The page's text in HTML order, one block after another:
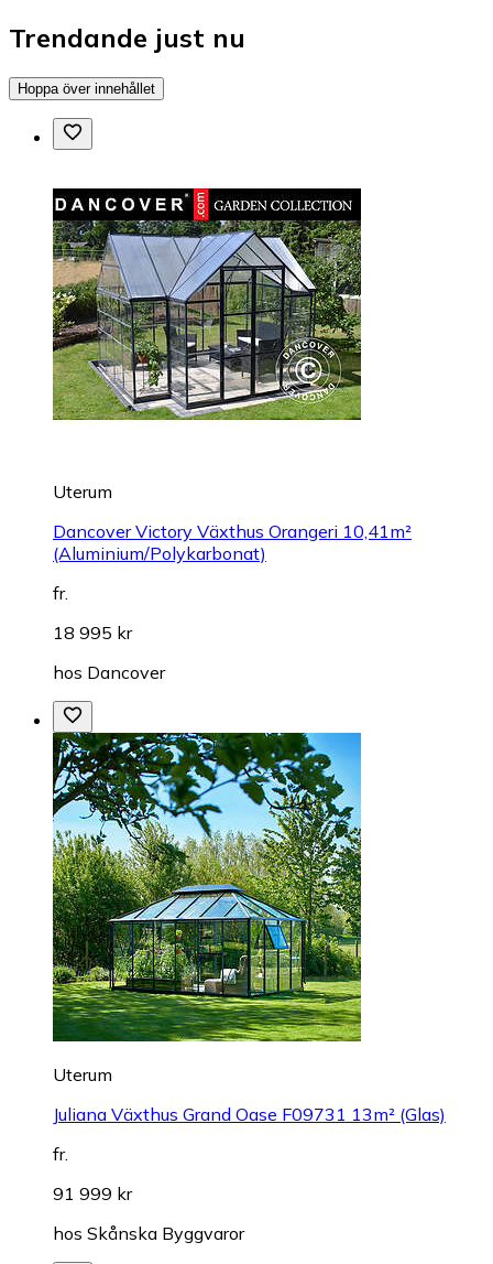
Trendande just nu
Hoppa över innehållet
Uterum
Dancover Victory Växthus Orangeri 10,41m²
(Aluminium/Polykarbonat)
fr.
18 995 kr
hos Dancover
Uterum
Juliana Växthus Grand Oase F09731 13m² (Glas)
fr.
91 999 kr
hos Skånska Byggvaror